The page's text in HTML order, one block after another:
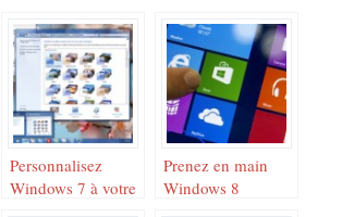
Personnalisez
Windows 7 à votre
Prenez en main
Windows 8